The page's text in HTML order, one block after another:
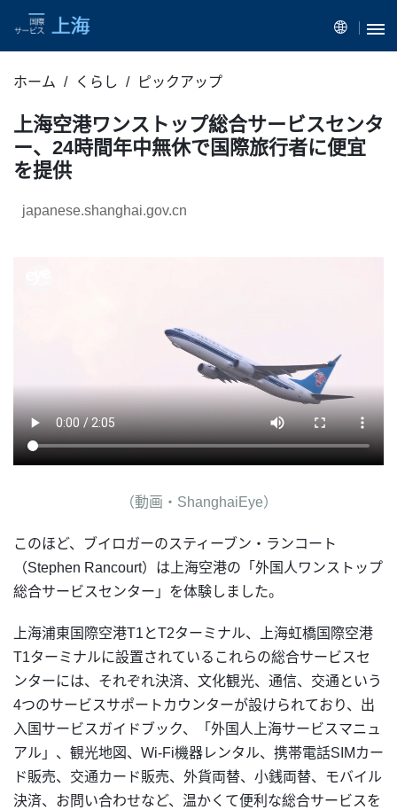
ホーム くらし ピックアップ
上海空港ワンストップ総合サービスセンタ
ー、24時間年中無休で国際旅行者に便宜
を提供
japanese.shanghai.gov.cn
（動画・ShanghaiEye）
このほど、ブイロガーのスティーブン・ランコート
（Stephen Rancourt）は上海空港の「外国人ワンストップ
総合サービスセンター」を体験しました。
上海浦東国際空港T1とT2ターミナル、上海虹橋国際空港
T1ターミナルに設置されているこれらの総合サービスセ
ンターには、それぞれ決済、文化観光、通信、交通という
4つのサービスサポートカウンターが設けられており、出
入国サービスガイドブック、「外国人上海サービスマニュ
アル」、観光地図、Wi-Fi機器レンタル、携帯電話SIMカー
ド販売、交通カード販売、外貨両替、小銭両替、モバイル
決済、お問い合わせなど、温かくて便利な総合サービスを